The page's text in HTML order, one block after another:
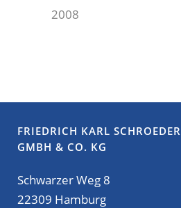
2008
FRIEDRICH KARL SCHROEDER
GMBH & CO. KG
Schwarzer Weg 8
22309 Hamburg